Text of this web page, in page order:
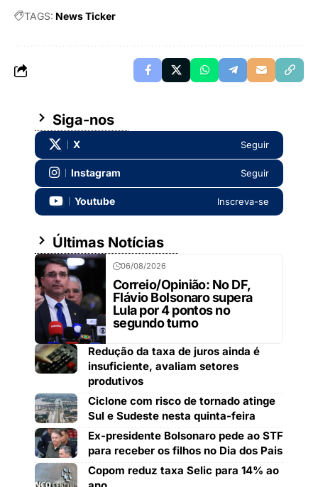
TAGS: News Ticker
Siga-nos
X Seguir
Instagram Seguir
Youtube Inscreva-se
Últimas Notícias
06/08/2026
Correio/Opinião: No DF,
Flávio Bolsonaro supera
Lula por 4 pontos no
segundo turno
Redução da taxa de juros ainda é
insuficiente, avaliam setores
produtivos
Ciclone com risco de tornado atinge
Sul e Sudeste nesta quinta-feira
Ex-presidente Bolsonaro pede ao STF
para receber os filhos no Dia dos Pais
Copom reduz taxa Selic para 14% ao